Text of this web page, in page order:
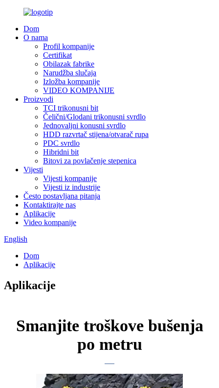
Dom
O nama
Profil kompanije
Certifikat
Obilazak fabrike
Narudžba slučaja
Izložba kompanije
VIDEO KOMPANIJE
Proizvodi
TCI trikonusni bit
Čelični/Glodani trikonusni svrdlo
Jednovaljni konusni svrdlo
HDD razvrtač stijena/otvarač rupa
PDC svrdlo
Hibridni bit
Bitovi za povlačenje stepenica
Vijesti
Vijesti kompanije
Vijesti iz industrije
Često postavljana pitanja
Kontaktirajte nas
Aplikacije
Video kompanije
English
Dom
Aplikacije
Aplikacije
Smanjite troškove bušenja
po metru